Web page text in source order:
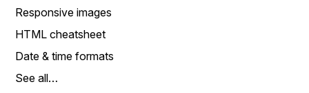
Responsive images
HTML cheatsheet
Date & time formats
See all…